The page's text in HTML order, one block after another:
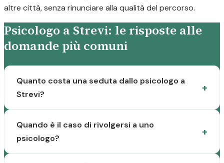
altre città, senza rinunciare alla qualità del percorso.
Psicologo a Strevi: le risposte alle
domande più comuni
Quanto costa una seduta dallo psicologo a
Strevi?
Quando è il caso di rivolgersi a uno
psicologo?